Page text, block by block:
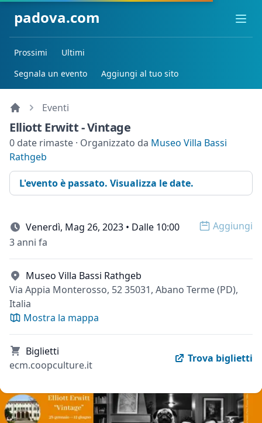
padova.com
Prossimi
Ultimi
Segnala un evento
Aggiungi al tuo sito
Eventi
Elliott Erwitt - Vintage
0 date rimaste · Organizzato da Museo Villa Bassi
Rathgeb
L'evento è passato. Visualizza le date.
Venerdì, Mag 26, 2023 • Dalle 10:00 Open
Aggiungi
3 anni fa
Museo Villa Bassi Rathgeb
Via Appia Monterosso, 52 35031, Abano Terme (PD),
Italia
Mostra la mappa
Biglietti
ecm.coopculture.it
Trova biglietti